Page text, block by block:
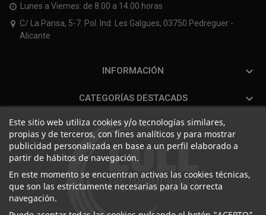
Lunes a Viernes: de 8.00 a 14.00 horas
C/ La Pansa, 5-7. Pol. Ind. Les Galgues, 03750 Pedreguer -
Alicante
INFORMACIÓN 
CATEGORÍAS DESTACADS 
Este sitio web utiliza cookies y/o tecnologías similares,
propias y de terceros, con fines analíticos y para mostrar
publicidad personalizada en base a un perfil elaborado a
partir de hábitos de navegación.
En este momento se encuentran activas las cookies técnicas,
que son las estrictamente necesarias para la correcta
navegación.